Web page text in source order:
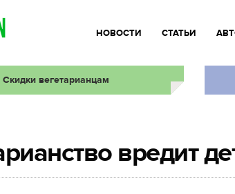
НОВОСТИ СТАТЬИ
Скидки вегетарианцам
вредит